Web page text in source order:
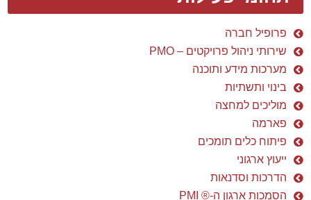
פרופיל חברה
שירותי ניהול פרויקטים – PMO
מערכות מידע ותוכנה
בינוי ותשתיות
מוליכים למחצה
פארמה
פיתוח כלים תומכים
ייעוץ ארגוני
הדרכות וסדנאות
הסמכות ארגון ה-® PMI